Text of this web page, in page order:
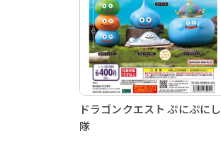
ドラゴンクエスト ぷにぷにし
隊